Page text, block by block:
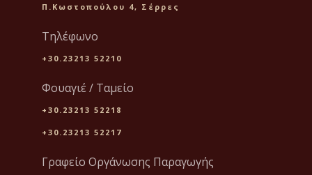
Π.Κωστοπούλου 4, Σέρρες
Τηλέφωνο
+30.23213 52210
Φουαγιέ / Ταμείο
+30.23213 52218
+30.23213 52217
Γραφείο Οργάνωσης Παραγωγής